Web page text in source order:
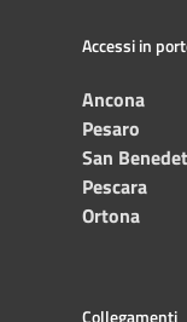
Accessi in
Ancona
Pesaro
San
Pescara
Ortona
Collegamenti